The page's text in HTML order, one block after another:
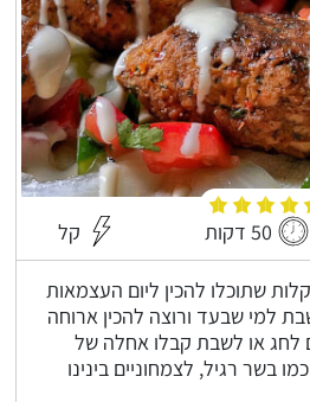
50 דקות קל
שתוכלו להכין ליום העצמאות
למי שבעד ורוצה להכין ארוחה
לחג או לשבת קבלו אחלה של
בשר רגיל, לצמחוניים בינינו